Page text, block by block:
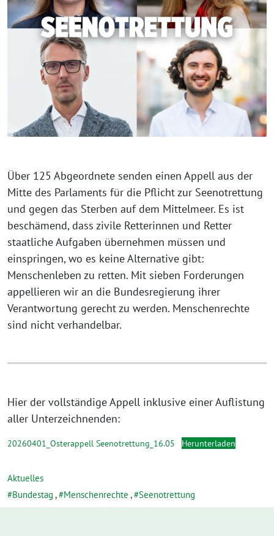
Über 125 Abgeordnete senden einen Appell aus der
Mitte des Parlaments für die Pflicht zur Seenotrettung
und gegen das Sterben auf dem Mittelmeer. Es ist
beschämend, dass zivile Retterinnen und Retter
staatliche Aufgaben übernehmen müssen und
einspringen, wo es keine Alternative gibt:
Menschenleben zu retten. Mit sieben Forderungen
appellieren wir an die Bundesregierung ihrer
Verantwortung gerecht zu werden. Menschenrechte
sind nicht verhandelbar.
Hier der vollständige Appell inklusive einer Auflistung
aller Unterzeichnenden:
20260401_Osterappell Seenotrettung_16.05 Herunterladen
Aktuelles
Bundestag , Menschenrechte , Seenotrettung